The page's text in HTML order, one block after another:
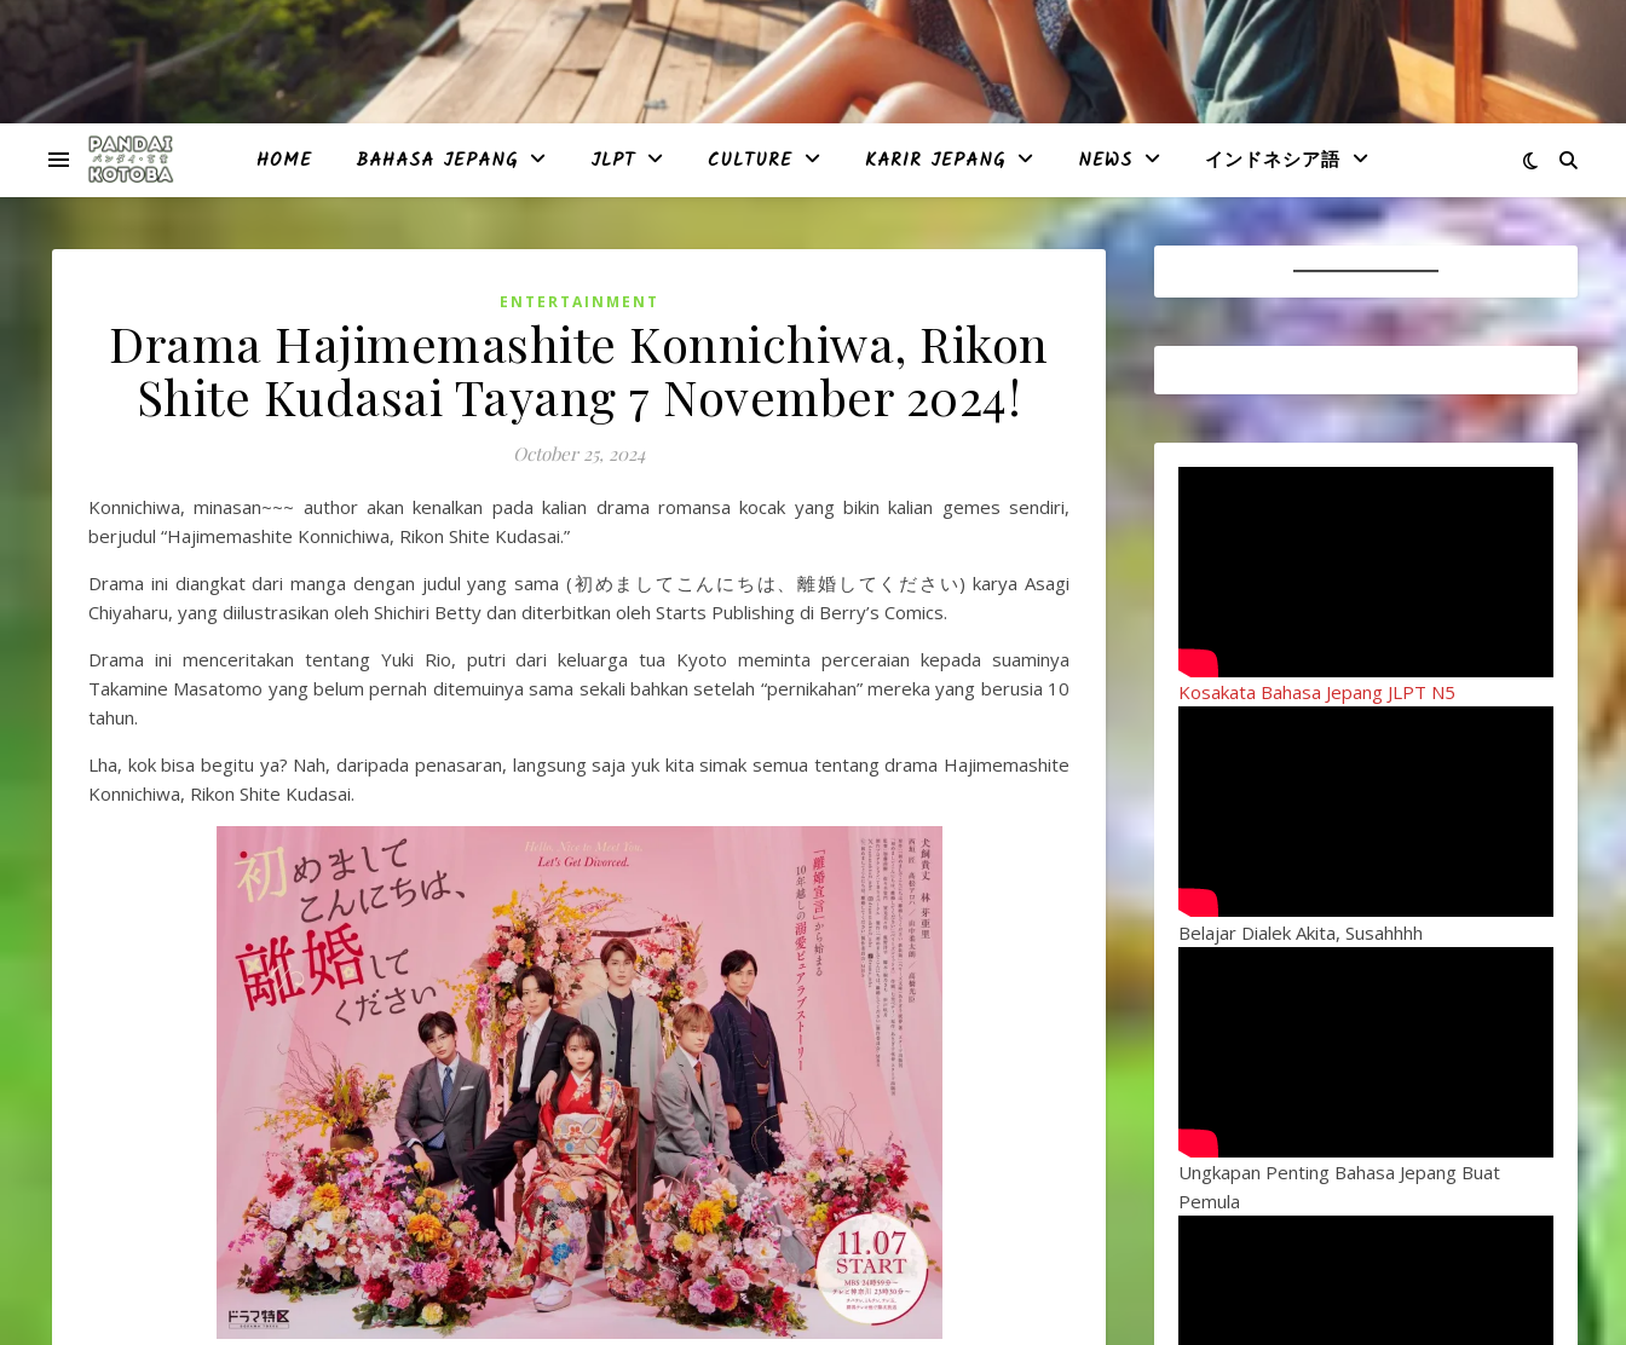
HOME BAHASA JEPANG JLPT CULTURE KARIR JEPANG NEWS インドネシア語
ENTERTAINMENT
Drama Hajimemashite Konnichiwa, Rikon
Shite Kudasai Tayang 7 November 2024!
October 25, 2024
Konnichiwa, minasan~~~ author akan kenalkan pada kalian drama romansa kocak yang bikin kalian gemes sendiri,
berjudul “Hajimemashite Konnichiwa, Rikon Shite Kudasai.”
Drama ini diangkat dari manga dengan judul yang sama (初めましてこんにちは、離婚してください) karya Asagi
Chiyaharu, yang diilustrasikan oleh Shichiri Betty dan diterbitkan oleh Starts Publishing di Berry’s Comics.
Drama ini menceritakan tentang Yuki Rio, putri dari keluarga tua Kyoto meminta perceraian kepada suaminya
Takamine Masatomo yang belum pernah ditemuinya sama sekali bahkan setelah “pernikahan” mereka yang berusia 10
tahun.
Lha, kok bisa begitu ya? Nah, daripada penasaran, langsung saja yuk kita simak semua tentang drama Hajimemashite
Konnichiwa, Rikon Shite Kudasai.
Kosakata Bahasa Jepang JLPT N5
Belajar Dialek Akita, Susahhhh
Ungkapan Penting Bahasa Jepang Buat
Pemula